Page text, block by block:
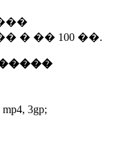
� �� 100 ��.
3gp;